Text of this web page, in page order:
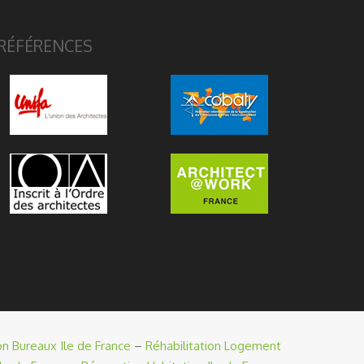
Bureaux Ile de France – Réhabilitation Logement